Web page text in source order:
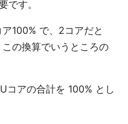
です。
100% で、2コアだと
の換算でいうところの
コアの合計を 100% とし